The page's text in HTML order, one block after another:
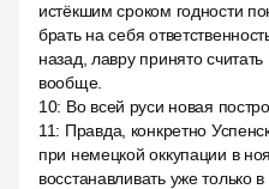
истёкшим сроком годности
брать на себя
назад, лавру принято
вообще.
10: Во всей руси новая
11: Правда, конкретно
при немецкой оккупации в
восстанавливать уже только